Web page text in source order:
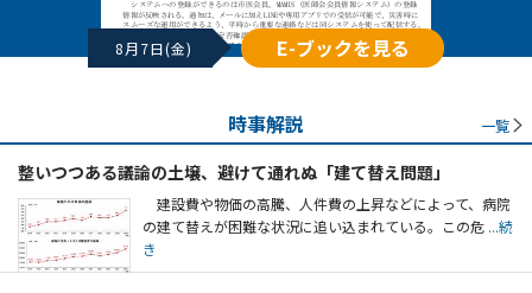
8月7日(金) E-ブックを見る
時事解説 一覧
整いつつある議論の土壌、避けて通れぬ「建て替え問題」
建設費や物価の高騰、人件費の上昇などによって、病院
の建て替えが困難な状況に追い込まれている。この危 ...続
き